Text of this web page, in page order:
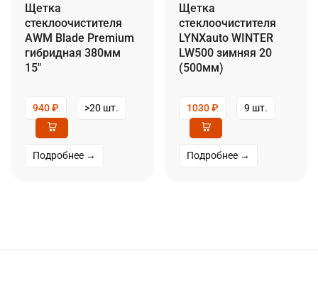
Щетка
стеклоочистителя
AWM Blade Premium
гибридная 380мм
15″
940₽ >20 шт.
Подробнее →
Щетка
стеклоочистителя
LYNXauto WINTER
LW500 зимняя 20
(500мм)
1030₽ 9 шт.
Подробнее →